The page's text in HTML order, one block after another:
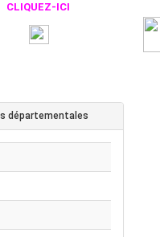
CLIQUEZ-ICI
départementales